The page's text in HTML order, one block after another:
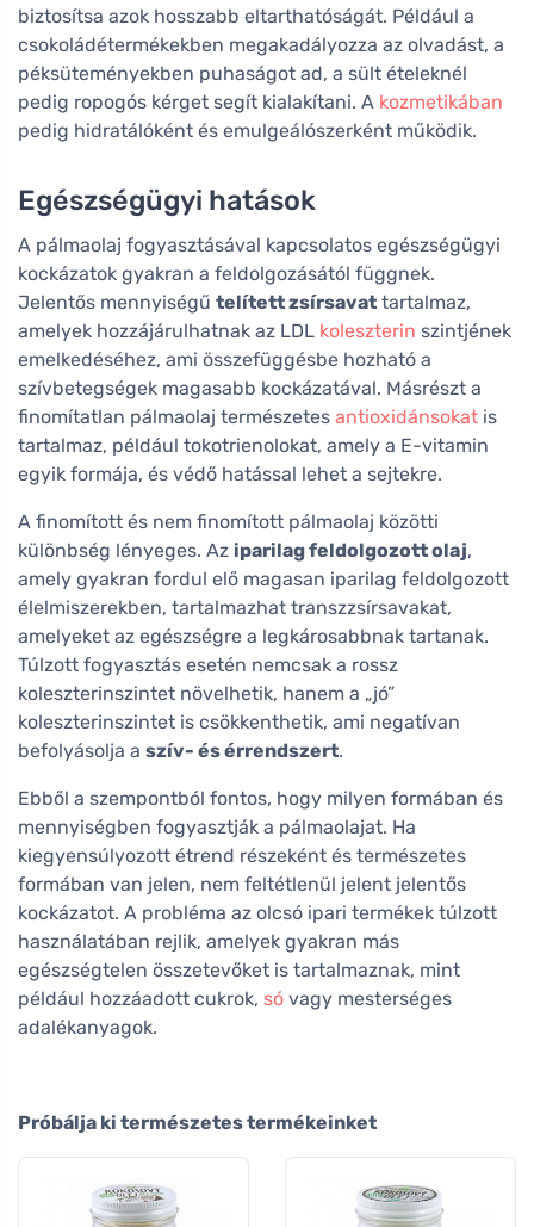
biztosítsa azok hosszabb eltarthatóságát. Például a
csokoládétermékekben megakadályozza az olvadást, a
péksüteményekben puhaságot ad, a sült ételeknél
pedig ropogós kérget segít kialakítani. A kozmetikában
pedig hidratálóként és emulgeálószerként működik.
Egészségügyi hatások
A pálmaolaj fogyasztásával kapcsolatos egészségügyi
kockázatok gyakran a feldolgozásától függnek.
Jelentős mennyiségű telített zsírsavat tartalmaz,
amelyek hozzájárulhatnak az LDL koleszterin szintjének
emelkedéséhez, ami összefüggésbe hozható a
szívbetegségek magasabb kockázatával. Másrészt a
finomítatlan pálmaolaj természetes antioxidánsokat is
tartalmaz, például tokotrienolokat, amely a E-vitamin
egyik formája, és védő hatással lehet a sejtekre.
A finomított és nem finomított pálmaolaj közötti
különbség lényeges. Az iparilag feldolgozott olaj,
amely gyakran fordul elő magasan iparilag feldolgozott
élelmiszerekben, tartalmazhat transzzsírsavakat,
amelyeket az egészségre a legkárosabbnak tartanak.
Túlzott fogyasztás esetén nemcsak a rossz
koleszterinszintet növelhetik, hanem a „jó”
koleszterinszintet is csökkenthetik, ami negatívan
befolyásolja a szív- és érrendszert.
Ebből a szempontból fontos, hogy milyen formában és
mennyiségben fogyasztják a pálmaolajat. Ha
kiegyensúlyozott étrend részeként és természetes
formában van jelen, nem feltétlenül jelent jelentős
kockázatot. A probléma az olcsó ipari termékek túlzott
használatában rejlik, amelyek gyakran más
egészségtelen összetevőket is tartalmaznak, mint
például hozzáadott cukrok, só vagy mesterséges
adalékanyagok.
Próbálja ki természetes termékeinket